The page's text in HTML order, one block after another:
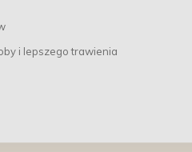
i lepszego trawienia